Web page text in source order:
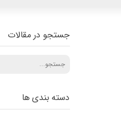
دسته بندی ها
جستجو در مقالات